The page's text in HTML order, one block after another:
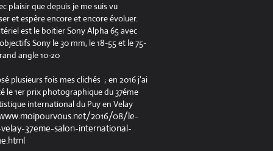
plaisir que depuis je me suis vu
et espère encore et encore évoluer.
est le boitier Sony Alpha 65 avec
Sony le 30 mm, le 18-55 et le 75-
angle 10-20
plusieurs fois mes clichés ; en 2016 j'ai
le 1er prix photographique du 37éme
international du Puy en Velay
2016/08/le-
37eme-salon-international-